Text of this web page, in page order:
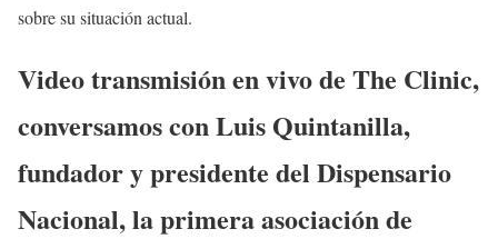
sobre su situación actual.
Video transmisión en vivo de The Clinic,
conversamos con Luis Quintanilla,
fundador y presidente del Dispensario
Nacional, la primera asociación de